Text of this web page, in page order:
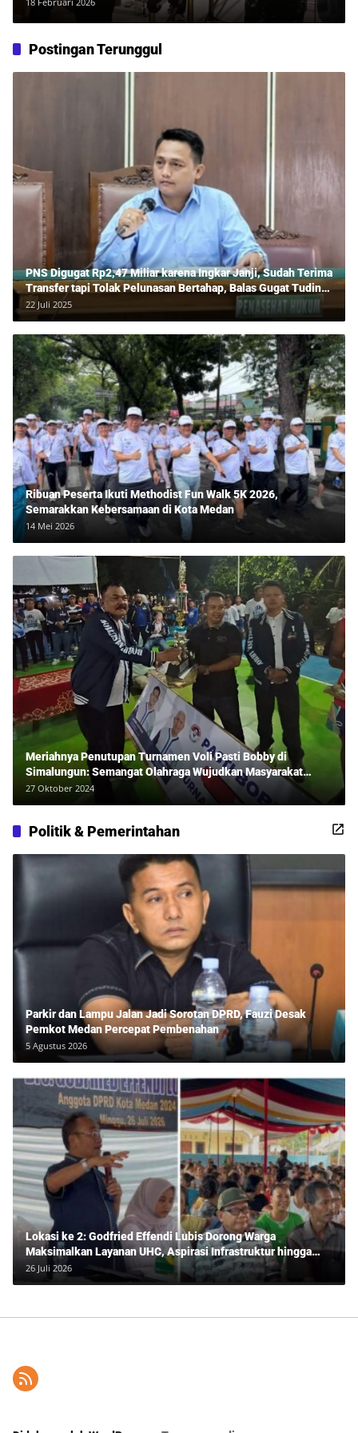
Postingan Terunggul
PNS Digugat Rp2,47 Miliar karena Ingkar Janji, Sudah Terima
Transfer tapi Tolak Pelunasan Bertahap, Balas Gugat Tuding
Lawan Tipu Rp850 Juta
22 Juli 2025
Ribuan Peserta Ikuti Methodist Fun Walk 5K 2026,
Semarakkan Kebersamaan di Kota Medan
14 Mei 2026
Meriahnya Penutupan Turnamen Voli Pasti Bobby di
Simalungun: Semangat Olahraga Wujudkan Masyarakat
Sehat Bersama Erwan Rozadi dan Ribuan Penonton!
27 Oktober 2024
Politik & Pemerintahan
Parkir dan Lampu Jalan Jadi Sorotan DPRD, Fauzi Desak
Pemkot Medan Percepat Pembenahan
5 Agustus 2026
Lokasi ke 2: Godfried Effendi Lubis Dorong Warga
Maksimalkan Layanan UHC, Aspirasi Infrastruktur hingga
Pendidikan Mengemuka dalam Reses Medan Amplas
26 Juli 2026